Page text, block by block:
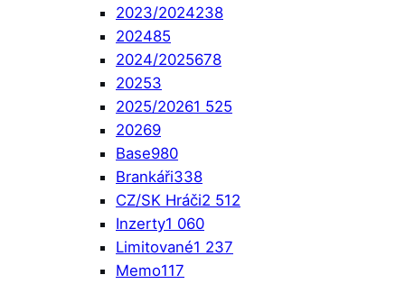
2023/2024238
202485
2024/2025678
20253
2025/20261 525
20269
Base980
Brankáři338
CZ/SK Hráči2 512
Inzerty1 060
Limitované1 237
Memo117